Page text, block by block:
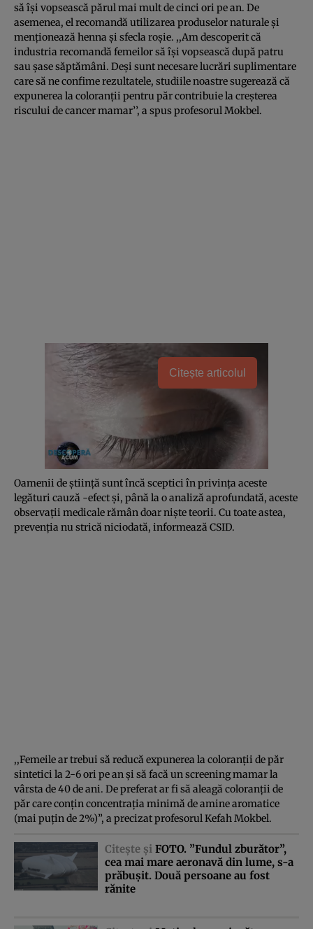
să îşi vopsească părul mai mult de cinci ori pe an. De
asemenea, el recomandă utilizarea produselor naturale şi
menţionează henna şi sfecla roşie. ,,Am descoperit că
industria recomandă femeilor să îşi vopsească după patru
sau şase săptămâni. Deşi sunt necesare lucrări suplimentare
care să ne confime rezultatele, studiile noastre sugerează că
expunerea la coloranţii pentru păr contribuie la creşterea
riscului de cancer mamar’’, a spus profesorul Mokbel.
Citește articolul
Oamenii de ştiinţă sunt încă sceptici în privinţa aceste
legături cauză -efect şi, până la o analiză aprofundată, aceste
observaţii medicale rămân doar nişte teorii. Cu toate astea,
prevenţia nu strică niciodată, informează CSID.
,,Femeile ar trebui să reducă expunerea la coloranţii de păr
sintetici la 2-6 ori pe an şi să facă un screening mamar la
vârsta de 40 de ani. De preferat ar fi să aleagă coloranţii de
păr care conţin concentraţia minimă de amine aromatice
(mai puţin de 2%)”, a precizat profesorul Kefah Mokbel.
Citeşte şi FOTO. ”Fundul zburător”,
cea mai mare aeronavă din lume, s-a
prăbuşit. Două persoane au fost
rănite